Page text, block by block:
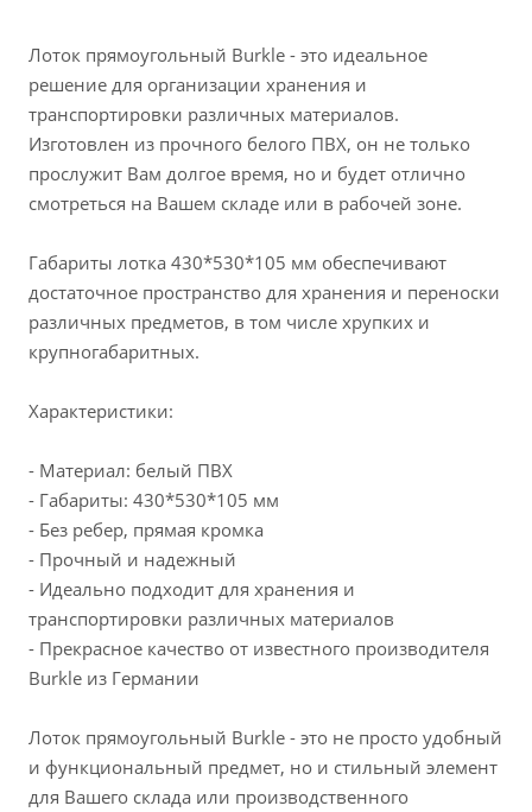
Лоток прямоугольный Burkle - это идеальное
решение для организации хранения и
транспортировки различных материалов.
Изготовлен из прочного белого ПВХ, он не только
прослужит Вам долгое время, но и будет отлично
смотреться на Вашем складе или в рабочей зоне.
Габариты лотка 430*530*105 мм обеспечивают
достаточное пространство для хранения и переноски
различных предметов, в том числе хрупких и
крупногабаритных.
Характеристики:
- Материал: белый ПВХ
- Габариты: 430*530*105 мм
- Без ребер, прямая кромка
- Прочный и надежный
- Идеально подходит для хранения и
транспортировки различных материалов
- Прекрасное качество от известного производителя
Burkle из Германии
Лоток прямоугольный Burkle - это не просто удобный
и функциональный предмет, но и стильный элемент
для Вашего склада или производственного